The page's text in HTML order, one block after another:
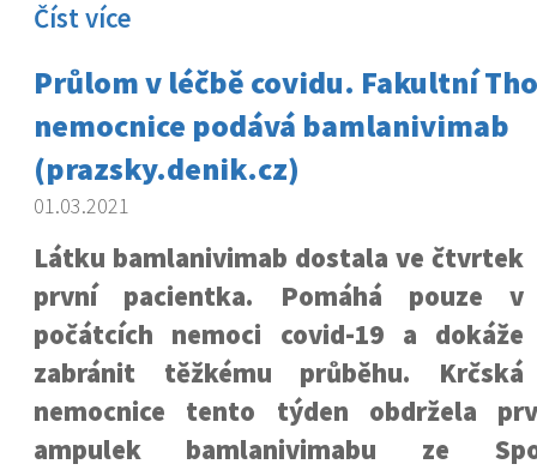
Číst více
Průlom v léčbě covidu. Fakultní
nemocnice podává bamlanivimab
(prazsky.denik.cz)
01.03.2021
Látku bamlanivimab dostala ve čtvrtek
první pacientka. Pomáhá pouze v
počátcích nemoci covid-19 a dokáže
zabránit těžkému průběhu. Krčská
nemocnice tento týden obdržela
ampulek bamlanivimabu ze